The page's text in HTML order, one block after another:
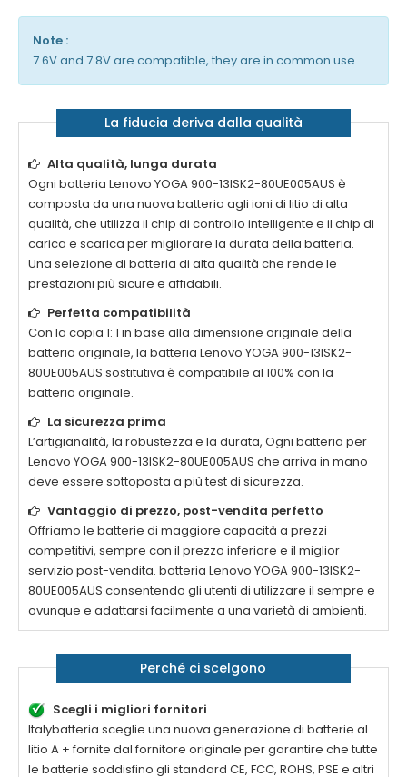
Note :
7.6V and 7.8V are compatible, they are in common use.
La fiducia deriva dalla qualità
Alta qualità, lunga durata
Ogni batteria Lenovo YOGA 900-13ISK2-80UE005AUS è
composta da una nuova batteria agli ioni di litio di alta
qualità, che utilizza il chip di controllo intelligente e il chip di
carica e scarica per migliorare la durata della batteria.
Una selezione di batteria di alta qualità che rende le
prestazioni più sicure e affidabili.
Perfetta compatibilità
Con la copia 1: 1 in base alla dimensione originale della
batteria originale, la batteria Lenovo YOGA 900-13ISK2-
80UE005AUS sostitutiva è compatibile al 100% con la
batteria originale.
La sicurezza prima
L’artigianalità, la robustezza e la durata, Ogni batteria per
Lenovo YOGA 900-13ISK2-80UE005AUS che arriva in mano
deve essere sottoposta a più test di sicurezza.
Vantaggio di prezzo, post-vendita perfetto
Offriamo le batterie di maggiore capacità a prezzi
competitivi, sempre con il prezzo inferiore e il miglior
servizio post-vendita. batteria Lenovo YOGA 900-13ISK2-
80UE005AUS consentendo gli utenti di utilizzare il sempre e
ovunque e adattarsi facilmente a una varietà di ambienti.
Perché ci scelgono
Scegli i migliori fornitori
Italybatteria sceglie una nuova generazione di batterie al
litio A + fornite dal fornitore originale per garantire che tutte
le batterie soddisfino gli standard CE, FCC, ROHS, PSE e altri